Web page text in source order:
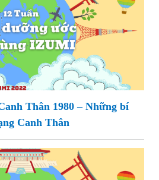
Thân 1980 – Những bí
Canh Thân